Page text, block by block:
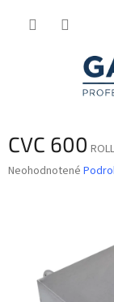
CVC 600
Priemerné
hviezdičiek.
Neohodnotené